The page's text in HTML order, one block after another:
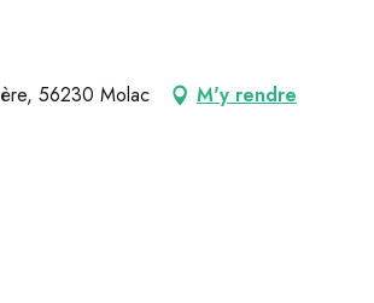
56230 Molac M'y rendre